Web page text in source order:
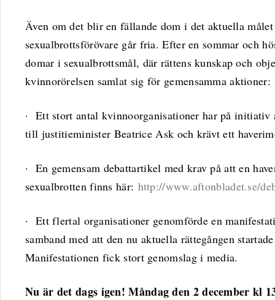
Även om det blir en fällande dom i det aktuella
sexualbrottsförövare går fria. Efter en sommar och
domar i sexualbrottsmål, där rättens kunskap och
kvinnorörelsen samlat sig för gemensamma aktioner:
· Ett stort antal kvinnoorganisationer har på
till justitieminister Beatrice Ask och krävt ett
· En gemensam debattartikel med krav på att en
sexualbrotten finns här: http://www.aftonbladet.se/
· Ett flertal organisationer genomförde en
samband med att den nu aktuella rättegången
Manifestationen fick stort genomslag i media.
Nu är det dags igen! Måndag den 2 december kl